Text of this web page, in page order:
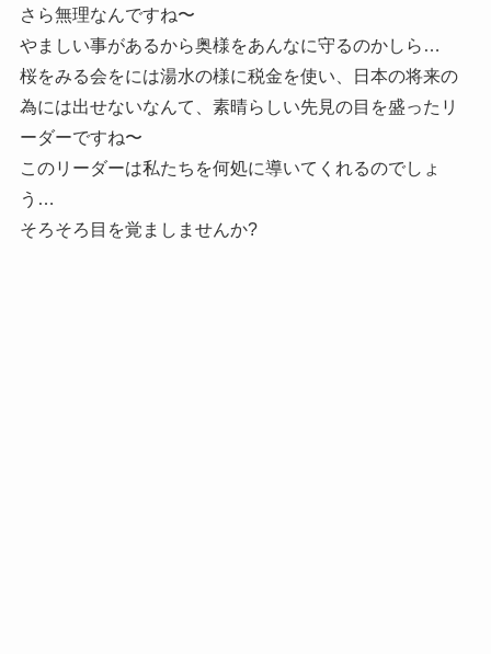
さら無理なんですね〜
やましい事があるから奥様をあんなに守るのかしら…
桜をみる会をには湯水の様に税金を使い、日本の将来の
為には出せないなんて、素晴らしい先見の目を盛ったリ
ーダーですね〜
このリーダーは私たちを何処に導いてくれるのでしょ
う…
そろそろ目を覚ましませんか?